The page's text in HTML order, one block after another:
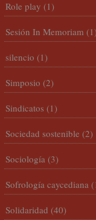
Role play (1)
Sesión In Memoriam (1)
silencio (1)
Simposio (2)
Sindicatos (1)
Sociedad sostenible (2)
Sociología (3)
Sofrología caycediana
Solidaridad (40)